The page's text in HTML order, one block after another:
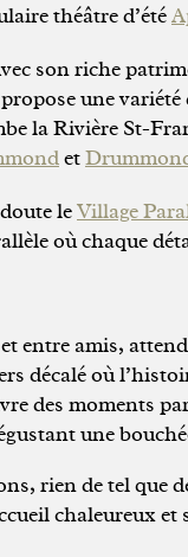
théâtre d’été
son riche
une
la Rivière St-
et
leVillage
où chaque
entre amis,
où
des moments
une
rien de tel que
chaleureux et